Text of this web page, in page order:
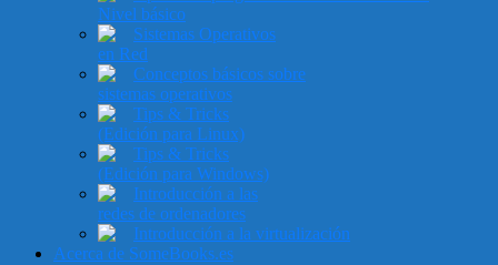
Nivel básico
Sistemas Operativos
en Red
Conceptos básicos sobre
sistemas operativos
Tips & Tricks
(Edición para Linux)
Tips & Tricks
(Edición para Windows)
Introducción a las
redes de ordenadores
Introducción a la virtualización
Acerca de SomeBooks.es